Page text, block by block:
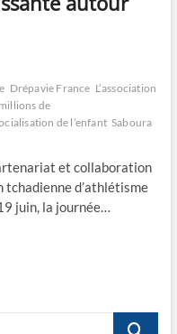
Drépavie France L’association
de
de l’enfant Saboura
et collaboration
tchadienne d’athlétisme
juin, la journée…
Recherche